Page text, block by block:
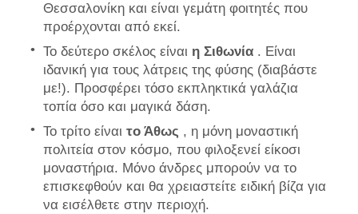
Θεσσαλονίκη και είναι γεμάτη φοιτητές που
προέρχονται από εκεί.
Το δεύτερο σκέλος είναι η Σιθωνία. Είναι
ιδανική για τους λάτρεις της φύσης (διαβάστε
με!). Προσφέρει τόσο εκπληκτικά γαλάζια
τοπία όσο και μαγικά δάση.
Το τρίτο είναι το Άθως , η μόνη μοναστική
πολιτεία στον κόσμο, που φιλοξενεί είκοσι
μοναστήρια. Μόνο άνδρες μπορούν να το
επισκεφθούν και θα χρειαστείτε ειδική βίζα για
να εισέλθετε στην περιοχή.